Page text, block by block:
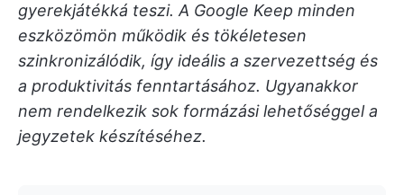
gyerekjátékká teszi. A Google Keep minden
eszközömön működik és tökéletesen
szinkronizálódik, így ideális a szervezettség és
a produktivitás fenntartásához. Ugyanakkor
nem rendelkezik sok formázási lehetőséggel a
jegyzetek készítéséhez.